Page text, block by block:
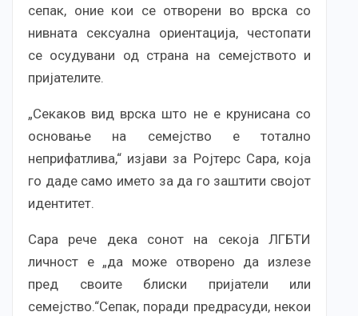
сепак, оние кои се отворени во врска со
нивната сексуална ориентација, честопати
се осудувани од страна на семејството и
пријателите.
„Секаков вид врска што не е крунисана со
основање на семејство е тотално
неприфатлива,“ изјави за Ројтерс Сара, која
го даде само името за да го заштити својот
идентитет.
Сара рече дека сонот на секоја ЛГБТИ
личност е „да може отворено да излезе
пред своите блиски пријатели или
семејство.“Сепак, поради предрасуди, некои